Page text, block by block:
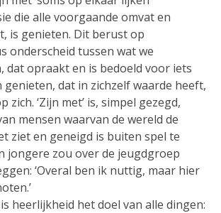
die alle voorgaande omvat en
is genieten. Dit berust op
onderscheid tussen wat we
dat opraakt en is bedoeld voor iets
genieten, dat in zichzelf waarde heeft,
zich. ‘Zijn met’ is, simpel gezegd,
mensen waarvan de wereld de
ziet en geneigd is buiten spel te
jongere zou over de jeugdgroep
‘Overal ben ik nuttig, maar hier
heerlijkheid het doel van alle dingen: